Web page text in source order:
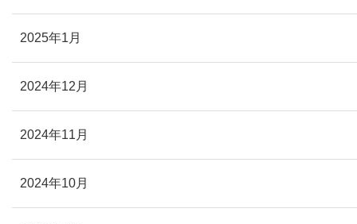
2025年1月
2024年12月
2024年11月
2024年10月